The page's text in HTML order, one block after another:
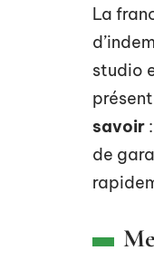
La
studio
savoir
de